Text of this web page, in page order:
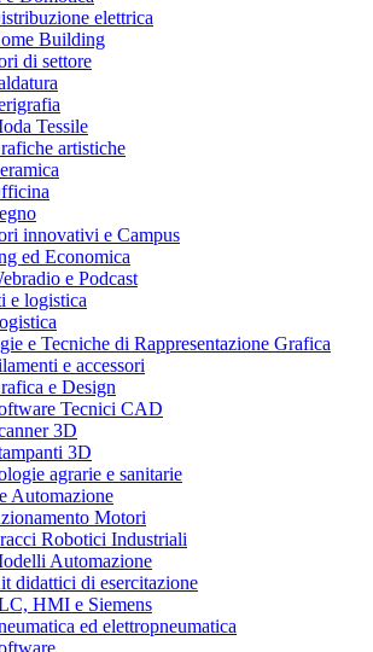
elettrica
Building
di settore
Tessile
artistiche
innovativi e Campus
ed Economica
e Podcast
e logistica
e Tecniche di Rappresentazione Grafica
e accessori
e Design
Tecnici CAD
3D
3D
agrarie e sanitarie
Automazione
Motori
Robotici Industriali
Automazione
didattici di esercitazione
HMI e Siemens
ed elettropneumatica